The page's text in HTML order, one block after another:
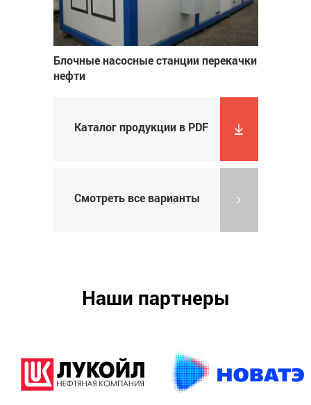
Блочные насосные станции перекачки
нефти
Каталог продукции в PDF
Смотреть все варианты
Наши партнеры